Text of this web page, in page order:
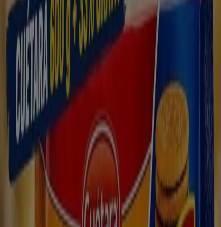
Coviran en Torreorgaz — Ver tiendas, teléfonos y
horarios
Ahorrar es aún más fácil con la aplicación.
Puedes encontrar las mejores ofertas de los negocios
más cercanos, guardarlas y crear tu lista de ahorro, todo
desde tu celular.
DESCARGA LA APLICACIÓN
Otros Catálogos de Hiper-
Supermercados en Torreorgaz
Anticipado